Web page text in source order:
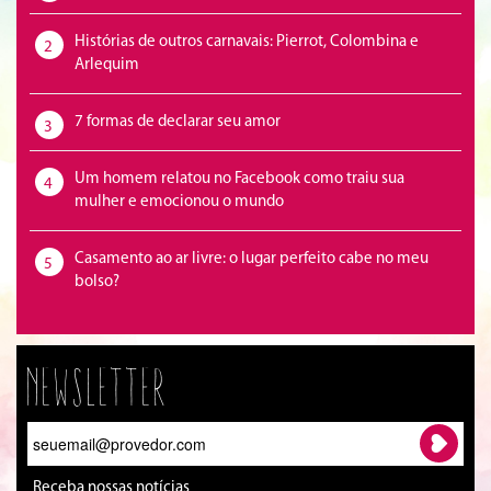
2
Histórias de outros carnavais: Pierrot, Colombina e
Arlequim
3 7 formas de declarar seu amor
4
Um homem relatou no Facebook como traiu sua
mulher e emocionou o mundo
5
Casamento ao ar livre: o lugar perfeito cabe no meu
bolso?
Newsletter